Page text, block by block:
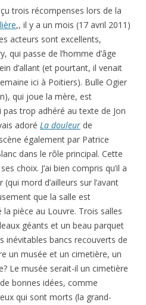
trois récompenses lors de la
,, il y a un mois (17 avril 2011)
acteurs sont excellents,
qui passe de l’homme d’âge
d’allant (et pourtant, il venait
ici à Poitiers). Bulle Ogier
qui joue la mère, est
pas trop adhéré au texte de Jon
adoré La douleur de
également par Patrice
dans le rôle principal. Cette
choix. J’ai bien compris qu’il a
mord d’ailleurs sur l’avant
que la salle est
pièce au Louvre. Trois salles
géants et un beau parquet
inévitables bancs recouverts de
un musée et un cimetière, un
Le musée serait-il un cimetière
bonnes idées, comme
qui sont morts (la grand-